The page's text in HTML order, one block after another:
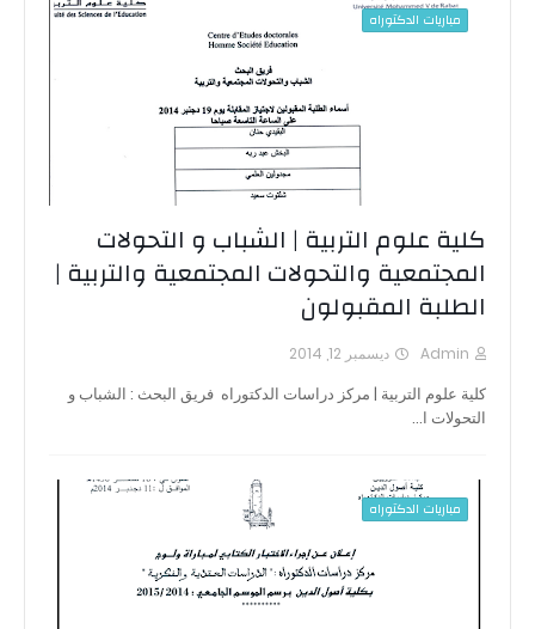
مباريات الدكتوراه
كلية علوم التربية | الشباب و التحولات
المجتمعية والتحولات المجتمعية والتربية |
الطلبة المقبولون
Admin ديسمبر 12, 2014
كلية علوم التربية | مركز دراسات الدكتوراه فريق البحث : الشباب و
التحولات ا…
مباريات الدكتوراه